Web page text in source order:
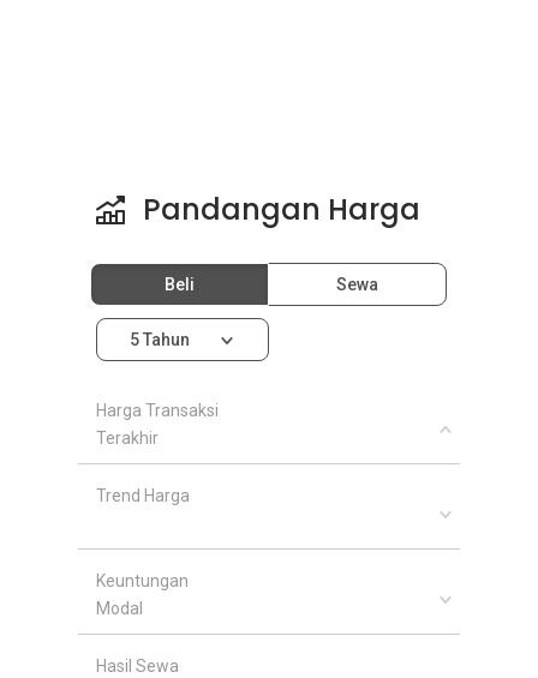
Pandangan Harga
Beli Sewa
5 Tahun
Harga Transaksi
Terakhir
Trend Harga
Keuntungan
Modal
Hasil Sewa